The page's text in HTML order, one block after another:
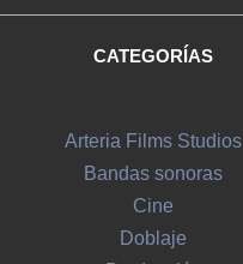
CATEGORÍAS
Arteria Films Studios
Bandas sonoras
Cine
Doblaje